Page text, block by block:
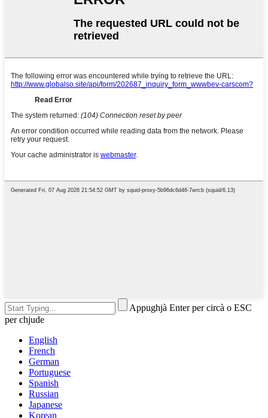
Appughjà Enter per circà o ESC
per chjude
English
French
German
Portuguese
Spanish
Russian
Japanese
Korean